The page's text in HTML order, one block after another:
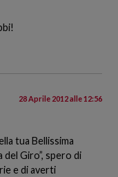
28 Aprile 2012 alle 12:56
tua Bellissima
del Giro”, spero di
e di averti